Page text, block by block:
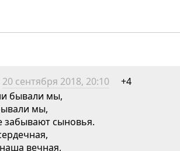
20 сентября 2018, 20:10
+4
бывали мы,
мы,
забывают сыновья.
вечная,